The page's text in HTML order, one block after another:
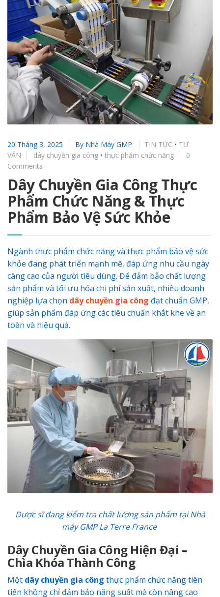
20 Tháng 3, 2025 By Nhà Máy GMP TIN TỨC • TƯ
VẤN
dây chuyền gia công • thực phẩm chức năng
0
Comments
Dây Chuyền Gia Công Thực
Phẩm Chức Năng & Thực
Phẩm Bảo Vệ Sức Khỏe
Ngành thực phẩm chức năng và thực phẩm bảo vệ sức
khỏe đang phát triển mạnh mẽ, đáp ứng nhu cầu ngày
càng cao của người tiêu dùng. Để đảm bảo chất lượng
sản phẩm và tối ưu hóa chi phí sản xuất, nhiều doanh
nghiệp lựa chọn dây chuyền gia công đạt chuẩn GMP,
giúp sản phẩm đáp ứng các tiêu chuẩn khắt khe về an
toàn và hiệu quả.
Dược sĩđang kiểm tra chất lượng sản phẩm tại Nhà
máy GMP La Terre France
Dây Chuyền Gia Công Hiện Đại –
Chìa Khóa Thành Công
Một dây chuyền gia công thực phẩm chức năng tiên
tiến không chỉ đảm bảo năng suất mà còn nâng cao